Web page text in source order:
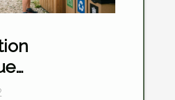
sportifs :